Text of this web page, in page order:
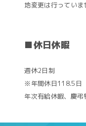
地変更は行っていま
■休日休暇
週休2日制
※年間休日118.5日
年次有給休暇、慶